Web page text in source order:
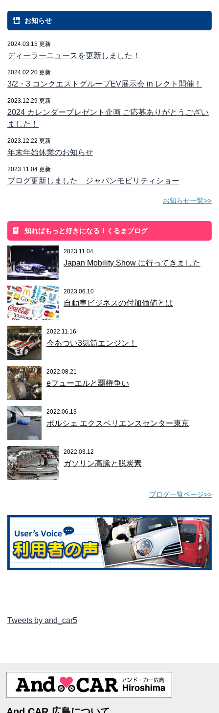
お知らせ
2024.03.15 更新
ディーラーニュースを更新しました！
2024.02.20 更新
3/2・3 コンクエストグループEV展示会 in レクト開催！
2023.12.29 更新
2024 カレンダープレゼント企画 ご応募ありがとうござい
ました！
2023.12.22 更新
年末年始休業のお知らせ
2023.11.04 更新
ブログ更新しました ジャパンモビリティショー
お知らせ一覧>>
知ればもっと好きになる！くるまブログ
2023.11.04
Japan Mobility Show に行ってきました
2023.06.10
自動車ビジネスの付加価値とは
2022.11.16
今あつい3気筒エンジン！
2022.08.21
eフューエルと覇権争い
2022.06.13
ポルシェ エクスペリエンスセンター東京
2022.03.12
ガソリン高騰と脱炭素
ブログ一覧ページ>>
Tweets by and_car5